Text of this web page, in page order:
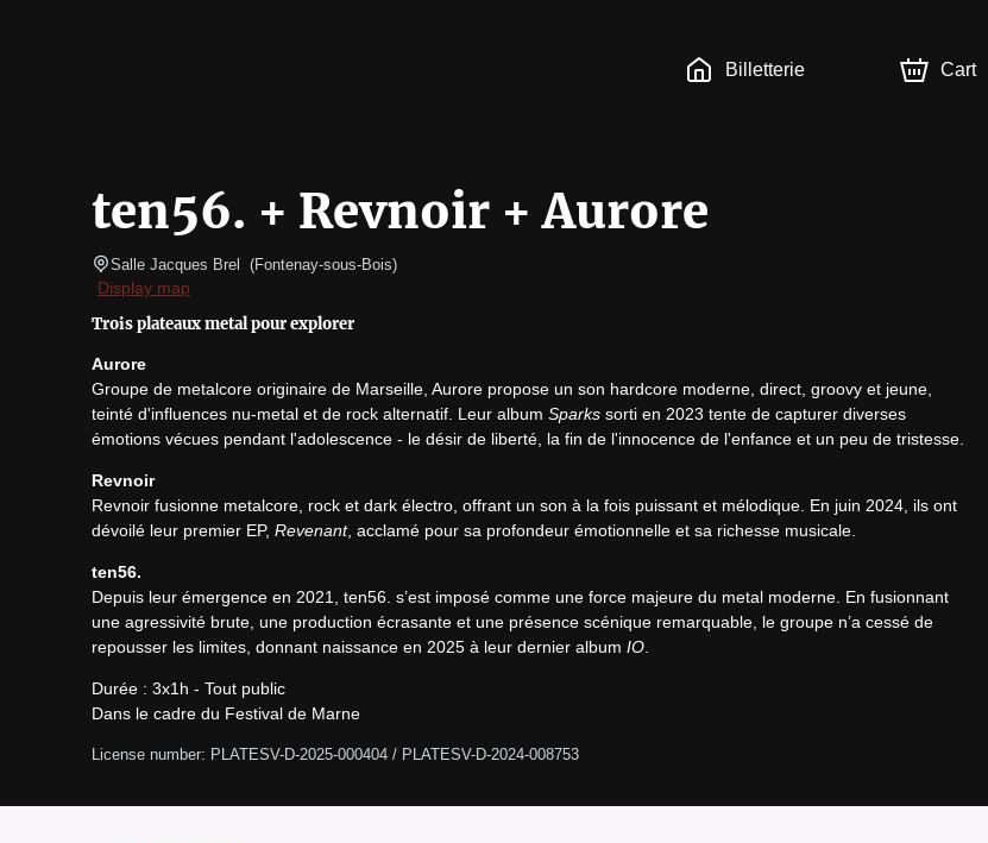
Billetterie Cart
ten56. + Revnoir + Aurore
Salle Jacques Brel (Fontenay-sous-Bois)
Display map
Trois plateaux metal pour explorer
Aurore
Groupe de metalcore originaire de Marseille, Aurore propose un son hardcore moderne, direct, groovy et jeune,
teinté d'influences nu-metal et de rock alternatif. Leur album Sparks sorti en 2023 tente de capturer diverses
émotions vécues pendant l'adolescence - le désir de liberté, la fin de l'innocence de l'enfance et un peu de tristesse.
Revnoir
Revnoir fusionne metalcore, rock et dark électro, offrant un son à la fois puissant et mélodique. ​En juin 2024, ils ont
dévoilé leur premier EP, Revenant, acclamé pour sa profondeur émotionnelle et sa richesse musicale.
ten56.
Depuis leur émergence en 2021, ten56. s’est imposé comme une force majeure du metal moderne. En fusionnant
une agressivité brute, une production écrasante et une présence scénique remarquable, le groupe n’a cessé de
repousser les limites, donnant naissance en 2025 à leur dernier album IO
Durée : 3x1h - Tout public
Dans le cadre du Festival de Marne
License number: PLATESV-D-2025-000404 / PLATESV-D-2024-008753